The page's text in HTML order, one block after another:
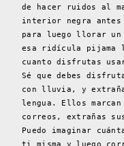
de hacer ruidos al
interior negra antes
para luego llorar un
esa ridícula pijama
cuanto disfrutas
Sé que debes
con lluvia, y
lengua. Ellos
correos, extrañas
Puedo imaginar